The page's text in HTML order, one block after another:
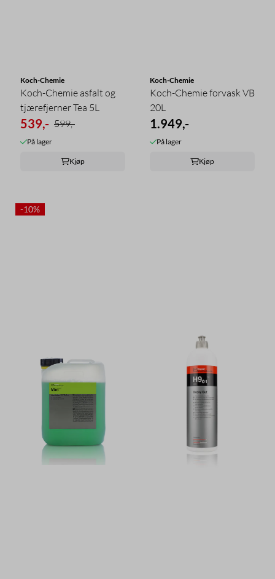
Koch-Chemie
Koch-Chemie asfalt og
tjærefjerner Tea 5L
539,- 599,-
På lager
Kjøp
Koch-Chemie
Koch-Chemie forvask VB
20L
1.949,-
På lager
Kjøp
-10%